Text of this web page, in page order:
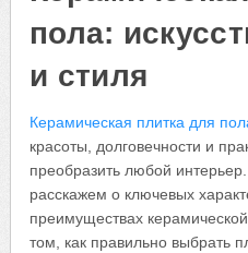
пола:
и стиля
Керамическая плитка для
красоты, долговечности и
преобразить любой
расскажем о ключевых
преимуществах
том, как правильно выбрать